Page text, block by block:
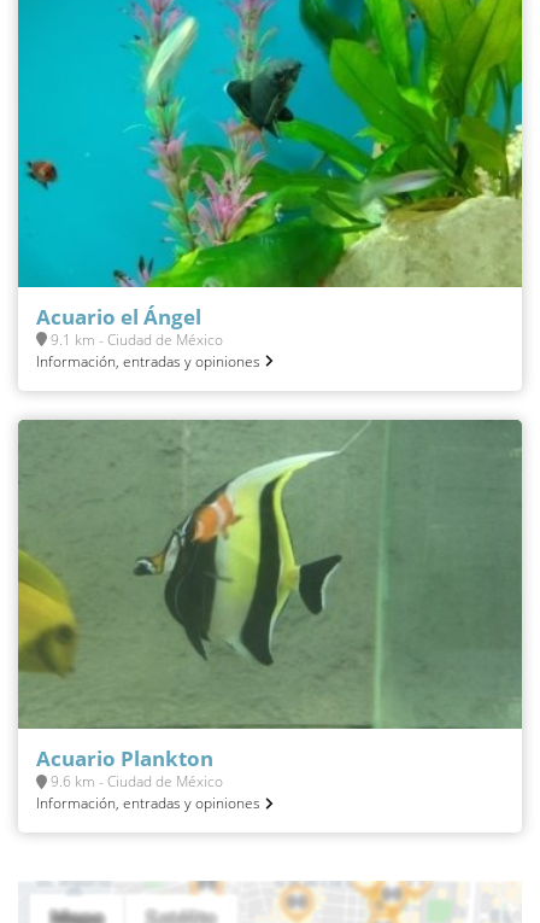
Acuario el Ángel
9.1 km - Ciudad de México
Información, entradas y opiniones
Acuario Plankton
9.6 km - Ciudad de México
Información, entradas y opiniones